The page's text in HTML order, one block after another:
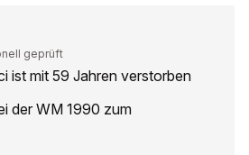
geprüft
ist mit 59 Jahren verstorben
der WM 1990 zum